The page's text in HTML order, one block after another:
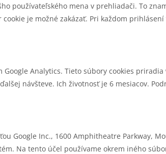
používateľského mena v prehliadači. To
je možné zakázať. Pri každom prihlásení
Google Analytics. Tieto súbory cookies priradia
návšteve. Ich životnosť je 6 mesiacov.
Google Inc., 1600 Amphitheatre Parkway,
Na tento účel používame okrem iného